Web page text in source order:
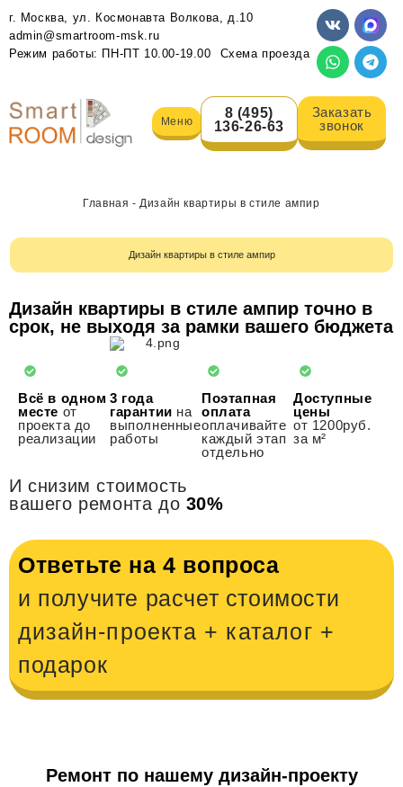
г. Москва, ул. Космонавта Волкова, д.10
admin@smartroom-msk.ru
Режим работы: ПН-ПТ 10.00-19.00
Схема проезда
Меню
8 (495)
136-26-63
Заказать
звонок
Главная - Дизайн квартиры в стиле ампир
Дизайн квартиры в стиле ампир
Дизайн квартиры в стиле ампир точно в
срок, не выходя за рамки вашего бюджета
Всё в одном
месте от
проекта до
реализации
3 года
гарантии на
выполненные
работы
Поэтапная
оплата
оплачивайте
каждый этап
отдельно
Доступные
цены
от 1200руб.
за м²
И снизим стоимость
вашего ремонта до 30%
Ответьте на 4 вопроса
и получите расчет стоимости
дизайн-проекта + каталог +
подарок
Ремонт по нашему дизайн-проекту